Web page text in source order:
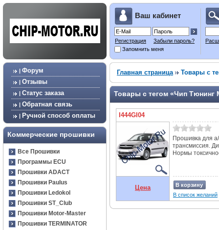
Ваш кабинет
Регистрация
Забыли пароль?
Запомнить меня
| Форум
| Отзывы
| Статус заказа
| Обратная связь
| Ручной способ оплаты
Коммерческие прошивки
Все Прошивки
Программы ECU
Прошивки ADACT
Прошивки Paulus
Прошивки Ledokol
Прошивки ST_Club
Прошивки Motor-Master
Прошивки TERMINATOR
Главная страница Товары с
Товары с тегом «Чип Тюнинг
I444GI04
Прошивка для
трансмиссия.
Нормы
Цена
В корзину
В список желаний